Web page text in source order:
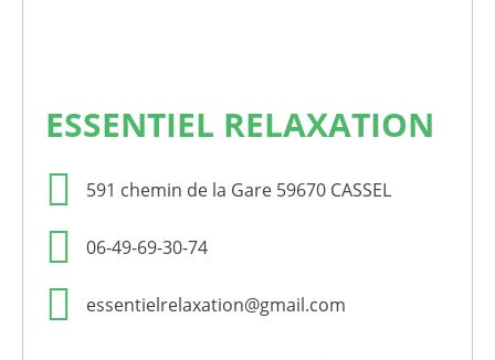
ESSENTIEL RELAXATION
591 chemin de la Gare 59670 CASSEL
06-49-69-30-74
essentielrelaxation@gmail.com